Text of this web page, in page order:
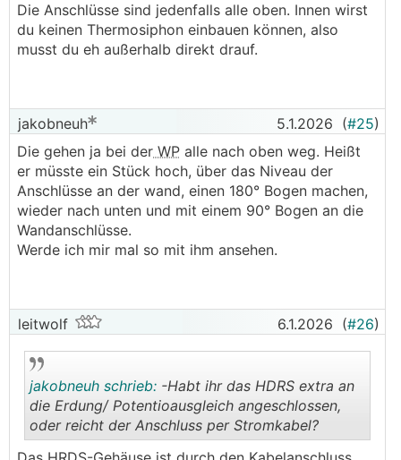
..
Die Anschlüsse sind jedenfalls alle oben. Innen wirst
du keinen Thermosiphon einbauen können, also
musst du eh außerhalb direkt drauf.
jakobneuh 5.1.2026 (#25)
Die gehen ja bei der WP alle nach oben weg. Heißt
er müsste ein Stück hoch, über das Niveau der
Anschlüsse an der wand, einen 180° Bogen machen,
wieder nach unten und mit einem 90° Bogen an die
Wandanschlüsse.
Werde ich mir mal so mit ihm ansehen.
leitwolf 6.1.2026 (#26)
..
jakobneuh schrieb: -Habt ihr das HDRS extra an
die Erdung/ Potentioausgleich angeschlossen,
oder reicht der Anschluss per Stromkabel?